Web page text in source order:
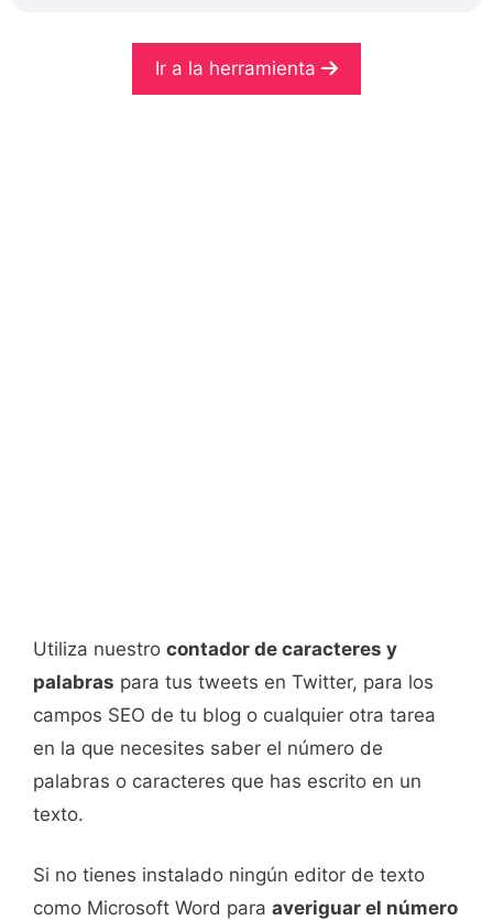
Ir a la herramienta
Utiliza nuestro contador de caracteres y
palabras para tus tweets en Twitter, para los
campos SEO de tu blog o cualquier otra tarea
en la que necesites saber el número de
palabras o caracteres que has escrito en un
texto.
Si no tienes instalado ningún editor de texto
como Microsoft Word para averiguar el número